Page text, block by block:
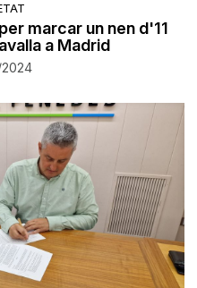
marcar un nen d'11
a Madrid